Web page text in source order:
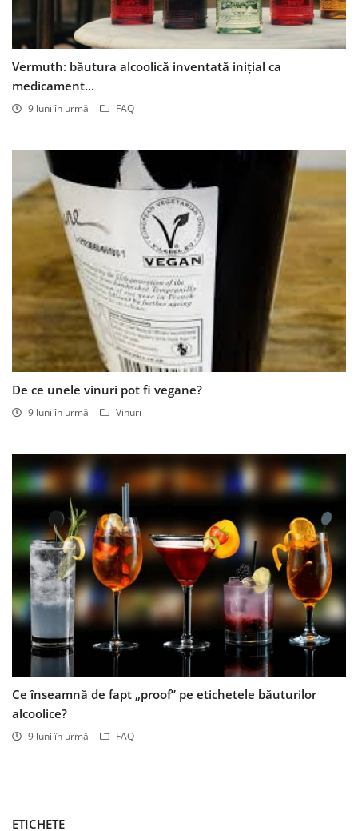
Vermuth: băutura alcoolică inventată inițial ca
medicament...
9 luni în urmă FAQ
De ce unele vinuri pot fi vegane?
9 luni în urmă Vinuri
Ce înseamnă de fapt „proof” pe etichetele băuturilor
alcoolice?
9 luni în urmă FAQ
ETICHETE